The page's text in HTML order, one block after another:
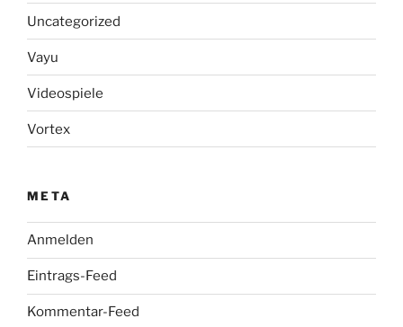
Uncategorized
Vayu
Videospiele
Vortex
META
Anmelden
Eintrags-Feed
Kommentar-Feed